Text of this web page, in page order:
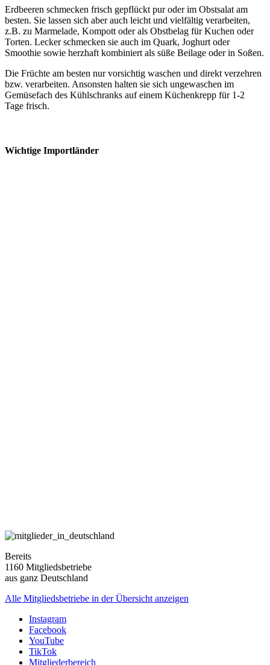
Erdbeeren schmecken frisch gepflückt pur oder im Obstsalat am
besten. Sie lassen sich aber auch leicht und vielfältig verarbeiten,
z.B. zu Marmelade, Kompott oder als Obstbelag für Kuchen oder
Torten. Lecker schmecken sie auch im Quark, Joghurt oder
Smoothie sowie herzhaft kombiniert als süße Beilage oder in Soßen.
Die Früchte am besten nur vorsichtig waschen und direkt verzehren
bzw. verarbeiten. Ansonsten halten sie sich ungewaschen im
Gemüsefach des Kühlschranks auf einem Küchenkrepp für 1-2
Tage frisch.
Wichtige Importländer
Bereits
1160 Mitgliedsbetriebe
aus ganz Deutschland
Alle Mitgliedsbetriebe in der Übersicht anzeigen
Instagram
Facebook
YouTube
TikTok
Mitgliederbereich